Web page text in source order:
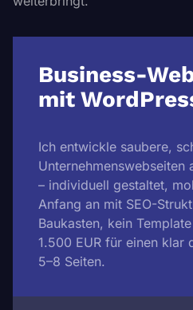
Business-
mit
Ich entwickle saubere,
Unternehmenswebseiten
– individuell gestaltet,
Anfang an mit SEO-
Baukasten, kein
1.500 EUR für einen klar
5–8 Seiten.